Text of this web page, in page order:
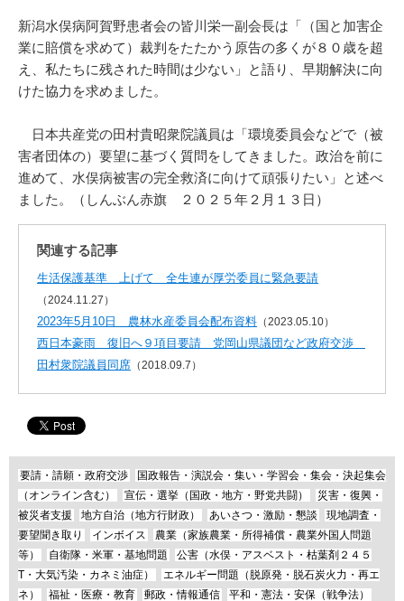
新潟水俣病阿賀野患者会の皆川栄一副会長は「（国と加害企
業に賠償を求めて）裁判をたたかう原告の多くが８０歳を超
え、私たちに残された時間は少ない」と語り、早期解決に向
けた協力を求めました。
日本共産党の田村貴昭衆院議員は「環境委員会などで（被
害者団体の）要望に基づく質問をしてきました。政治を前に
進めて、水俣病被害の完全救済に向けて頑張りたい」と述べ
ました。（しんぶん赤旗 ２０２５年２月１３日）
関連する記事
生活保護基準 上げて 全生連が厚労委員に緊急要請
（2024.11.27）
2023年5月10日 農林水産委員会配布資料 （2023.05.10）
西日本豪雨 復旧へ９項目要請 党岡山県議団など政府交渉
田村衆院議員同席 （2018.09.7）
要請・請願・政府交渉
国政報告・演説会・集い・学習会・集会・決起集会
（オンライン含む）
宣伝・選挙（国政・地方・野党共闘）
災害・復興・
被災者支援
地方自治（地方行財政） あいさつ・激励・懇談
現地調査・
要望聞き取り
インボイス
農業（家族農業・所得補償・農業外国人問題
等）
自衛隊・米軍・基地問題
公害（水俣・アスベスト・枯葉剤２４５
T・大気汚染・カネミ油症）
エネルギー問題（脱原発・脱石炭火力・再エ
ネ）
福祉・医療・教育 郵政・情報通信
平和・憲法・安保（戦争法）